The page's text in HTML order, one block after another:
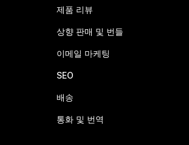
제품 리뷰
상향 판매 및 번들
이메일 마케팅
SEO
배송
통화 및 번역